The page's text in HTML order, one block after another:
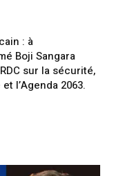
: à
Boji Sangara
sur la sécurité,
l’Agenda 2063.